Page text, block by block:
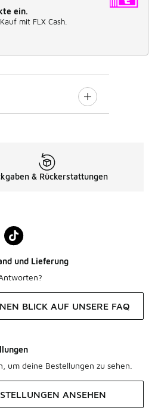
ein.
mit FLX Cash.
& Rückerstattungen
und Lieferung
BLICK AUF UNSERE FAQ
um deine Bestellungen zu sehen.
ANSEHEN